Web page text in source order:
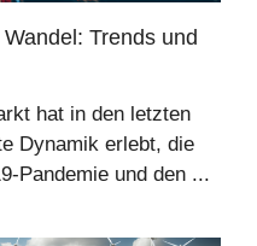
Trends und
hat in den letzten
Dynamik erlebt, die
Pandemie und den ...